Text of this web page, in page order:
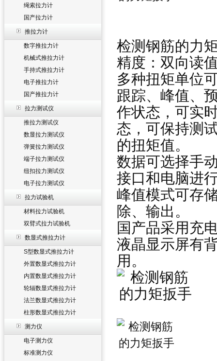
绳索拉力计
国产拉力计
推拉力计
数字推拉力计
机械式推拉力计
手持式推拉力计
电子推拉力计
国产推拉力计
拉力测试仪
推拉力测试仪
数显拉力测试仪
弹簧拉力测试仪
端子拉力测试仪
纽扣拉力测试仪
电子拉力测试仪
拉力试验机
材料拉力试验机
双臂式拉力试验机
数显式推拉力计
S型数显式推拉力计
外置数显式推拉力计
内置数显式推拉力计
轮辐数显式推拉力计
法兰数显式推拉力计
柱形数显式推拉力计
测力仪
电子测力仪
标准测力仪
检测钢筋的力
精度：双向读
多种扭矩单位
跟踪、峰值、
作状态，可实
态，可保持测
的扭矩值。
数据可选择手
接口和电脑进
峰值模式可存
除、输出。
国产品采用充
液晶显示屏有
用。